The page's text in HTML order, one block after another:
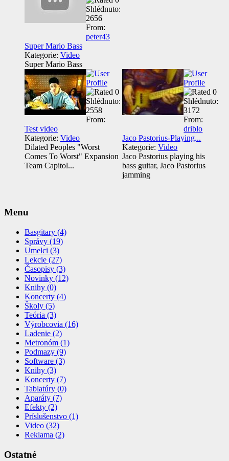
Shlédnuto:
2656
From:
peter43
Super Mario Bass
Kategorie: Video
Super Mario Bass
Shlédnuto:
2558
From:
Test video
Kategorie: Video
Dilated Peoples "Worst
Comes To Worst" Expansion
Team Capitol...
Shlédnuto:
3172
From:
driblo
Jaco Pastorius-Playing...
Kategorie:Video
Jaco Pastorius playing his
bass guitar, Jaco Pastorius
jamming
Menu
Basgitary (4)
Správy (19)
Umelci (3)
Lekcie (27)
Časopisy (3)
Novinky (12)
Knihy (0)
Koncerty (4)
Školy (5)
Teória (3)
Výrobcovia (16)
Ladenie (2)
Metronóm (1)
Podmazy (9)
Software (3)
Knihy (3)
Koncerty (7)
Tablatúry (0)
Aparáty (7)
Efekty (2)
Príslušenstvo (1)
Video (32)
Reklama (2)
Ostatné